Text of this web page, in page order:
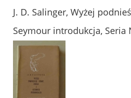
J. D. Salinger, Wyżej
Seymour introdukcja, Seria